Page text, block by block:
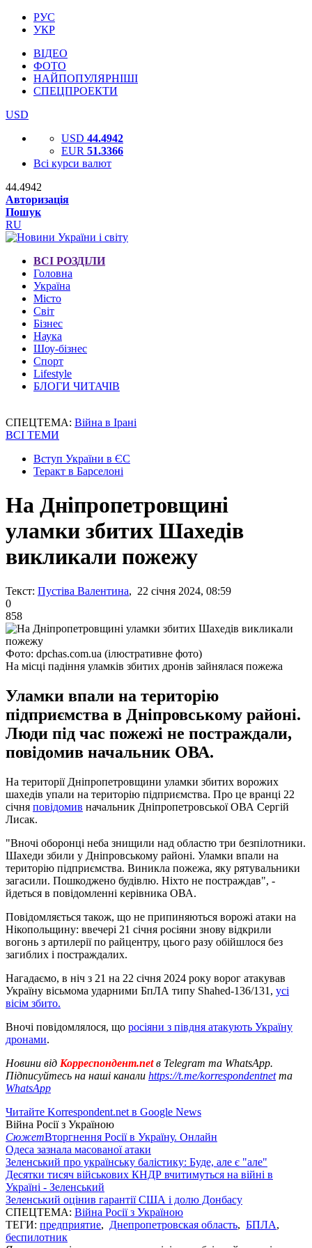
РУС
УКР
ВІДЕО
ФОТО
НАЙПОПУЛЯРНІШІ
СПЕЦПРОЕКТИ
USD
USD 44.4942
EUR 51.3366
Всі курси валют
44.4942
Авторизація
Пошук
RU
ВСІ РОЗДІЛИ
Головна
Україна
Місто
Світ
Бізнес
Наука
Шоу-бізнес
Спорт
Lifestyle
БЛОГИ ЧИТАЧІВ
СПЕЦТЕМА: Війна в Ірані
ВСІ ТЕМИ
Вступ України в ЄС
Теракт в Барселоні
На Дніпропетровщині
уламки збитих Шахедів
викликали пожежу
Текст: Пустіва Валентина, 22 січня 2024, 08:59
0
858
Фото: dpchas.com.ua (ілюстративне фото)
На місці падіння уламків збитих дронів зайнялася пожежа
Уламки впали на територію
підприємства в Дніпровському районі.
Люди під час пожежі не постраждали,
повідомив начальник ОВА.
На території Дніпропетровщини уламки збитих ворожих
шахедів упали на територію підприємства. Про це вранці 22
січня повідомив начальник Дніпропетровської ОВА Сергій
Лисак.
"Вночі оборонці неба знищили над областю три безпілотники.
Шахеди збили у Дніпровському районі. Уламки впали на
територію підприємства. Виникла пожежа, яку рятувальники
загасили. Пошкоджено будівлю. Ніхто не постраждав", -
йдеться в повідомленні керівника ОВА.
Повідомляється також, що не припиняються ворожі атаки на
Нікопольщину: ввечері 21 січня росіяни знову відкрили
вогонь з артилерії по райцентру, цього разу обійшлося без
загиблих і постраждалих.
Нагадаємо, в ніч з 21 на 22 січня 2024 року ворог атакував
Україну вісьмома ударними БпЛА типу Shahed-136/131, усі
вісім збито.
Вночі повідомлялося, що росіяни з півдня атакують Україну
дронами.
Новини від Корреспондент.netв Telegram та WhatsApp.
Підписуйтесь на наші канали https://t.me/korrespondentnetта
WhatsApp
Читайте Korrespondent.net в Google News
Війна Росії з Україною
СюжетВторгнення Росії в Україну. Онлайн
Одеса зазнала масованої атаки
Зеленський про українську балістику: Буде, але є "але"
Десятки тисяч військових КНДР вчитимуться на війні в
Україні - Зеленський
Зеленський оцінив гарантії США і долю Донбасу
СПЕЦТЕМА: Війна Росії з Україною
ТЕГИ: предприятие, Днепропетровская область, БПЛА,
беспилотник